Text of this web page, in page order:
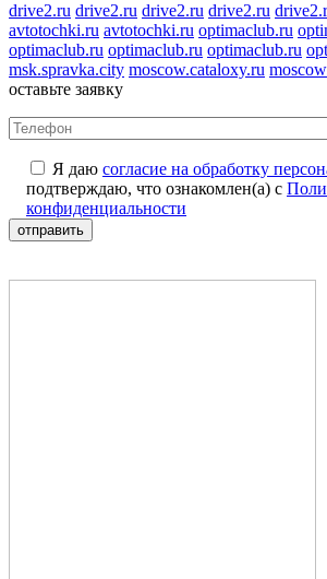
drive2.ru drive2.ru drive2.ru drive2.ru
avtotochki.ru avtotochki.ru optimaclub.ru
optimaclub.ru optimaclub.ru optimaclub.ru
msk.spravka.city moscow.cataloxy.ru
оставьте заявку
Я даю согласие на обработку
подтверждаю, что ознакомлен(а) с
конфиденциальности
отправить